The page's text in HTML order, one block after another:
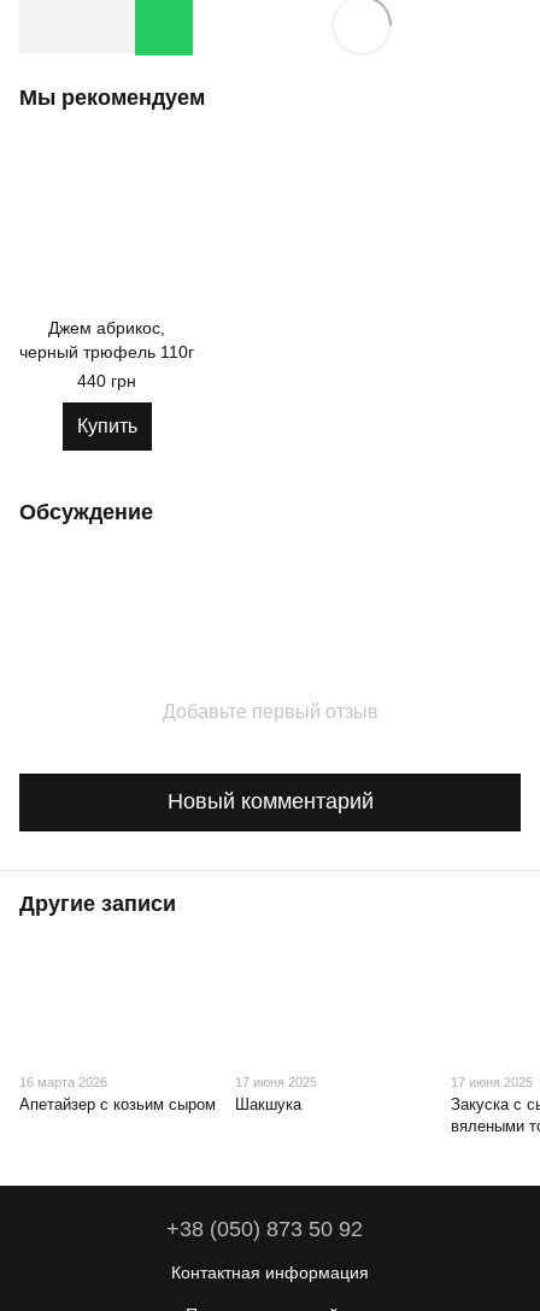
Мы рекомендуем
Джем абрикос,
черный трюфель 110г
440 грн
Купить
Обсуждение
Добавьте первый отзыв
Новый комментарий
Другие записи
16 марта 2026
Апетайзер с козьим сыром
17 июня 2025
Шакшука
17 июня 2025
Закуска с
вялеными
+38 (050) 873 50 92
Контактная информация